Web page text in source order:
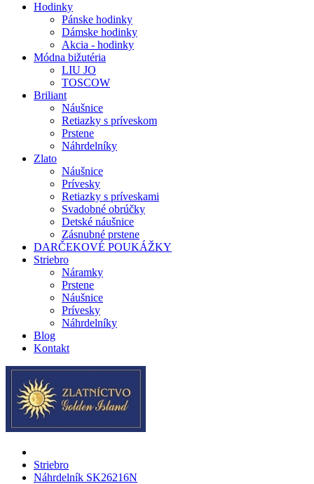
Hodinky
Pánske hodinky
Dámske hodinky
Akcia - hodinky
Módna bižutéria
LIU JO
TOSCOW
Briliant
Náušnice
Retiazky s príveskom
Prstene
Náhrdelníky
Zlato
Náušnice
Prívesky
Retiazky s príveskami
Svadobné obrúčky
Detské náušnice
Zásnubné prstene
DARČEKOVÉ POUKÁŽKY
Striebro
Náramky
Prstene
Náušnice
Prívesky
Náhrdelníky
Blog
Kontakt
Striebro
Náhrdelník SK26216N